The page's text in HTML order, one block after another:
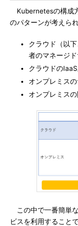
Kubernetesの構成
のパターンが考えられ
クラウド（以
者のマネージ
クラウドの
オンプレミス
オンプレミス
この中で一番簡単
ビスを利用すること